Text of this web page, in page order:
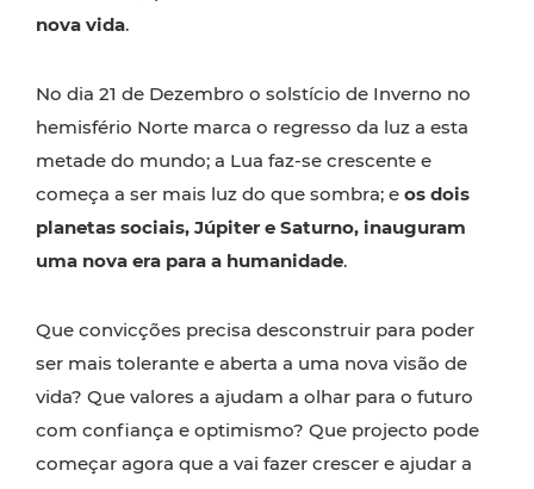
nova vida.
No dia 21 de Dezembro o solstício de Inverno no
hemisfério Norte marca o regresso da luz a esta
metade do mundo; a Lua faz-se crescente e
começa a ser mais luz do que sombra; e os dois
planetas sociais, Júpiter e Saturno, inauguram
uma nova era para a humanidade.
Que convicções precisa desconstruir para poder
ser mais tolerante e aberta a uma nova visão de
vida? Que valores a ajudam a olhar para o futuro
com confiança e optimismo? Que projecto pode
começar agora que a vai fazer crescer e ajudar a